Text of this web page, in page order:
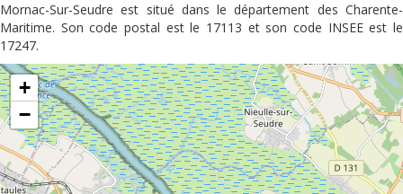
Mornac-Sur-Seudre est situé dans le département des Charente-
Maritime. Son code postal est le 17113 et son code INSEE est le
17247.
+
−